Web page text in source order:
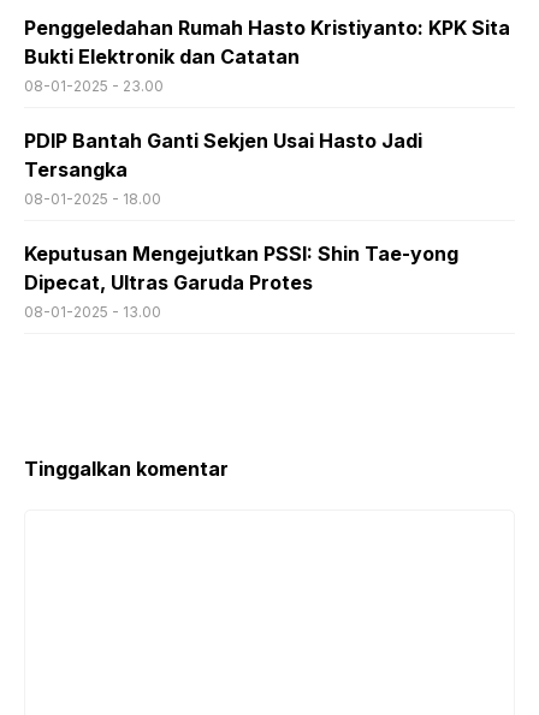
Penggeledahan Rumah Hasto Kristiyanto: KPK Sita
Bukti Elektronik dan Catatan
08-01-2025 - 23.00
PDIP Bantah Ganti Sekjen Usai Hasto Jadi
Tersangka
08-01-2025 - 18.00
Keputusan Mengejutkan PSSI: Shin Tae-yong
Dipecat, Ultras Garuda Protes
08-01-2025 - 13.00
Tinggalkan komentar